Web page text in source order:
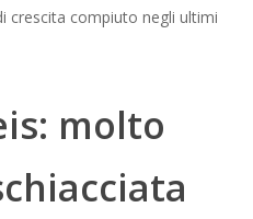
crescita compiuto negli ultimi
molto